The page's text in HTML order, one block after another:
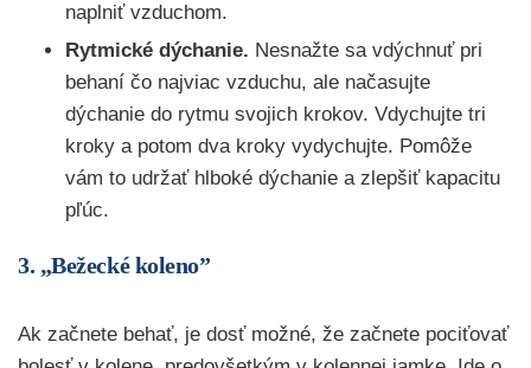
naplniť vzduchom.
Rytmické dýchanie. Nesnažte sa vdýchnuť pri
behaní čo najviac vzduchu, ale načasujte
dýchanie do rytmu svojich krokov. Vdychujte tri
kroky a potom dva kroky vydychujte. Pomôže
vám to udržať hlboké dýchanie a zlepšiť kapacitu
pľúc.
3. „Bežecké koleno”
Ak začnete behať, je dosť možné, že začnete pociťovať